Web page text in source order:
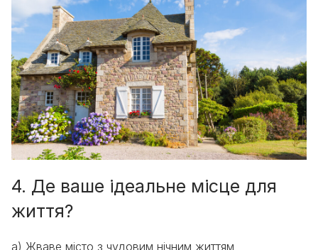
4. Де ваше ідеальне місце для
життя?
a) Жваве місто з чудовим нічним життям